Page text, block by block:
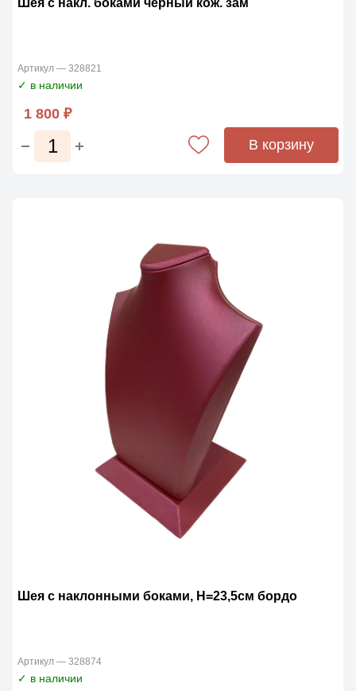
Артикул — 328821
✓ в наличии
1 800 ₽
В корзину
Шея с наклонными боками, Н=23,5см бордо
Артикул — 328874
✓ в наличии